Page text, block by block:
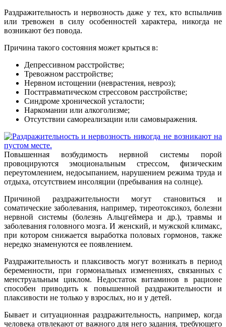
Раздражительность и нервозность даже у тех, кто вспыльчив
или тревожен в силу особенностей характера, никогда не
возникают без повода.
Причина такого состояния может крыться в:
Депрессивном расстройстве;
Тревожном расстройстве;
Нервном истощении (неврастения, невроз);
Посттравматическом стрессовом расстройстве;
Синдроме хронической усталости;
Наркомании или алкоголизме;
Отсутствии самореализации или самовыражения.
Повышенная возбудимость нервной системы порой
провоцируются эмоциональным стрессом, физическим
переутомлением, недосыпанием, нарушением режима труда и
отдыха, отсутствием инсоляции (пребывания на солнце).
Причиной раздражительности могут становиться и
соматические заболевания, например, тиреотоксикоз, болезни
нервной системы (болезнь Альцгеймера и др.), травмы и
заболевания головного мозга. И женский, и мужской климакс,
при котором снижается выработка половых гормонов, также
нередко знаменуются ее появлением.
Раздражительность и плаксивость могут возникать в период
беременности, при гормональных изменениях, связанных с
менструальным циклом. Недостаток витаминов в рационе
способен приводить к повышенной раздражительности и
плаксивости не только у взрослых, но и у детей.
Бывает и ситуационная раздражительность, например, когда
человека отвлекают от важного для него задания, требующего